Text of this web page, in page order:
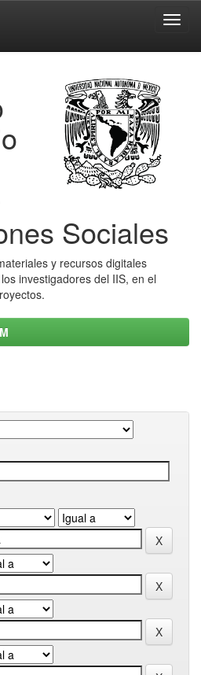
Sociales
y recursos digitales
investigadores del IIS, en el